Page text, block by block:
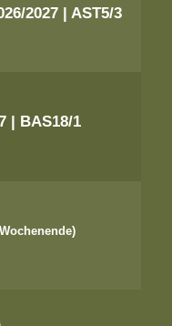
2027 | AST5/3
| BAS18/1